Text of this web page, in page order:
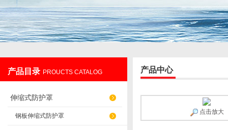
产品目录 PROUCTS CATALOG
伸缩式防护罩
钢板伸缩式防护罩
产品中心
点击放大